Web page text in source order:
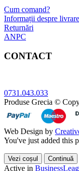
Cum comand?
Informații despre livrare
Returnări
ANPC
CONTACT
0731.043.033
Produse Grecia ©
Web Design by
You've just added this
Vezi coșul Continuă
Active in